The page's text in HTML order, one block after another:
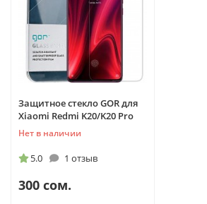
Защитное стекло GOR для
Xiaomi Redmi K20/K20 Pro
Нет в наличии
5.0 1 отзыв
300 сом.